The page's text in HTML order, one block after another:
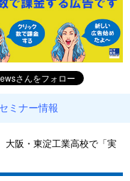
ミナー情報
大阪・東淀工業高校で「実